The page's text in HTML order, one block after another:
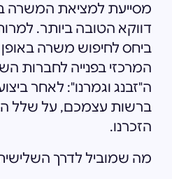
מסייעת למציאת המשרה
דווקא הטובה ביותר.
ביחס לחיפוש משרה באופן
המרכזי בפנייה לחברות
ה"זבנג וגמרנו": לאחר
ברשות עצמכם, על שלל
הזכרנו.
מה שמוביל לדרך